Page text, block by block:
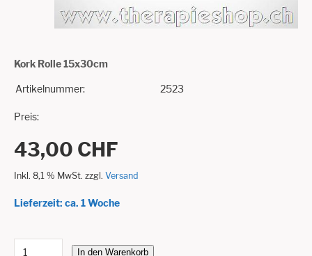
Kork Rolle 15x30cm
Artikelnummer: 2523
Preis:
43,00 CHF
Inkl. 8,1 % MwSt. zzgl. Versand
Lieferzeit: ca. 1 Woche
In den Warenkorb